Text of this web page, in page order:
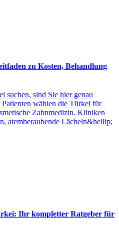
zu Kosten, Behandlung
suchen, sind Sie hier genau
wählen die Türkei für
Zahnmedizin. Kliniken
atemberaubende Lächeln&hellip;
Ihr kompletter Ratgeber für